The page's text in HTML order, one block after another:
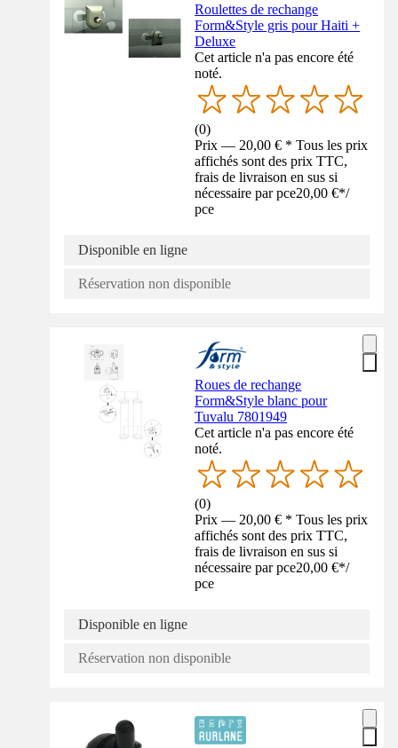
Roulettes de rechange
Form&Style gris pour Haiti +
Deluxe
Cet article n'a pas encore été
noté.
(0)
Prix — 20,00 € * Tous les prix
affichés sont des prix TTC,
frais de livraison en sus si
nécessaire par pce20,00 €*/
pce
Disponible en ligne
Réservation non disponible
Roues de rechange
Form&Style blanc pour
Tuvalu 7801949
Cet article n'a pas encore été
noté.
(0)
Prix — 20,00 € * Tous les prix
affichés sont des prix TTC,
frais de livraison en sus si
nécessaire par pce20,00 €*/
pce
Disponible en ligne
Réservation non disponible